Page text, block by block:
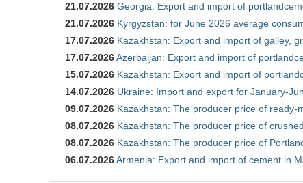
21.07.2026 Georgia: Export and import of
21.07.2026 Kyrgyzstan: for June 2026 average
17.07.2026 Kazakhstan: Export and import of galley,
17.07.2026Azerbaijan: Export and import of
15.07.2026 Kazakhstan: Export and import of
14.07.2026 Ukraine: Import and export for January-
09.07.2026 Kazakhstan: The producer price of ready-
08.07.2026 Kazakhstan: The producer price of
08.07.2026 Kazakhstan: The producer price of
06.07.2026Armenia: Export and import of cement in